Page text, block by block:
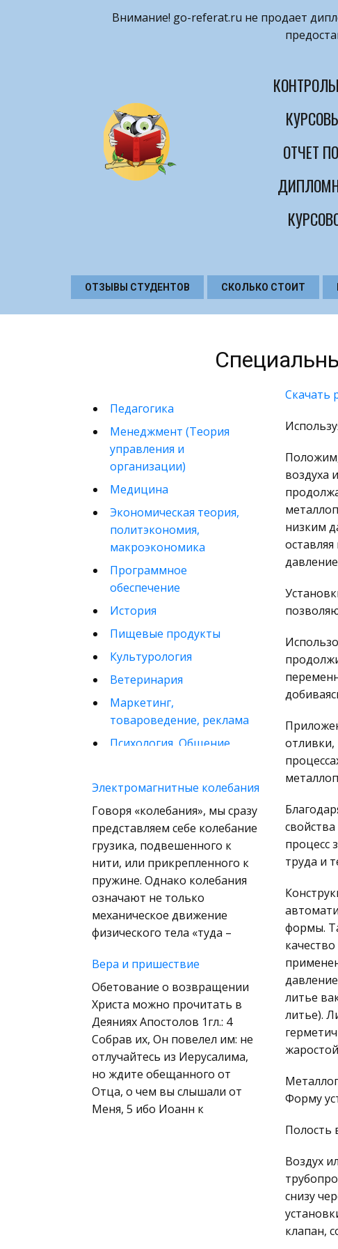
Внимание! ​go-referat.ru не продает
ОТЧЕТ
ОТЗЫВЫ СТУДЕНТОВ СКОЛЬКО СТОИТ
Педагогика
Менеджмент (Теория
управления и
организации)
Медицина
Экономическая теория,
политэкономия,
макроэкономика
Программное
обеспечение
История
Пищевые продукты
Культурология
Ветеринария
Маркетинг,
товароведение, реклама
Психология, Общение,
Математика
Финансовое право
Музыка
Международные
экономические и
валютно-кредитные
отношения
Конституционное
зарубежных стран
Муниципальное право
России
Радиоэлектроника
Право
Физкультура и Спорт
История отечественного
государства и права
Электромагнитные колебания
Говоря «колебания», мы сразу
представляем себе колебание
грузика, подвешенного к
нити, или прикрепленного к
пружине. Однако колебания
означают не только
механическое движение
физического тела «туда –
Вера и пришествие
Обетование о возвращении
Христа можно прочитать в
Деяниях Апостолов 1гл.: 4
Собрав их, Он повелел им: не
отлучайтесь из Иерусалима,
но ждите обещанного от
Отца, о чем вы слышали от
Меня, 5 ибо Иоанн к
Скачать
воздуха
низким
отливки,
процесс
труда и
формы.
литье
литье).
Форму
Полость
Воздух
снизу
клапан,